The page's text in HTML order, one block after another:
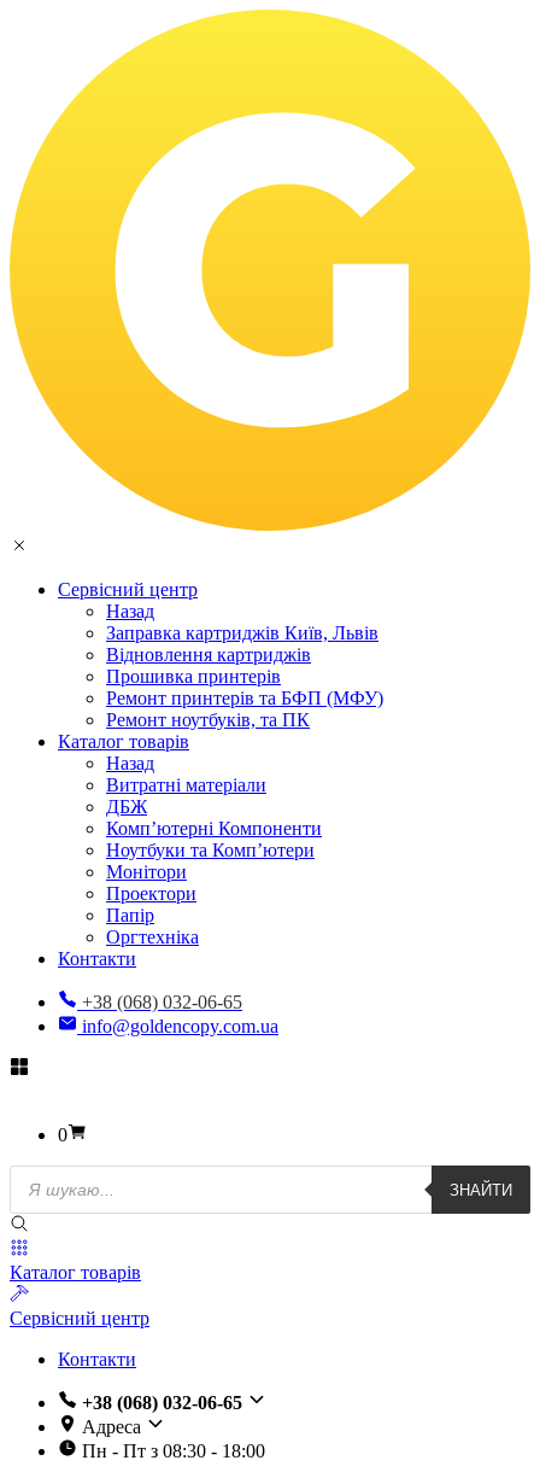
Сервісний центр
Назад
Заправка картриджів Київ, Львів
Відновлення картриджів
Прошивка принтерів
Ремонт принтерів та БФП (МФУ)
Ремонт ноутбуків, та ПК
Каталог товарів
Назад
Витратні матеріали
ДБЖ
Комп’ютерні Компоненти
Ноутбуки та Комп’ютери
Монітори
Проектори
Папір
Оргтехніка
Контакти
+38 (068) 032-06-65
info@goldencopy.com.ua
0
Пошук
товарів
ЗНАЙТИ
Каталог товарів
Сервісний центр
Контакти
+38 (068) 032-06-65
Адреса
Пн - Пт з 08:30 - 18:00